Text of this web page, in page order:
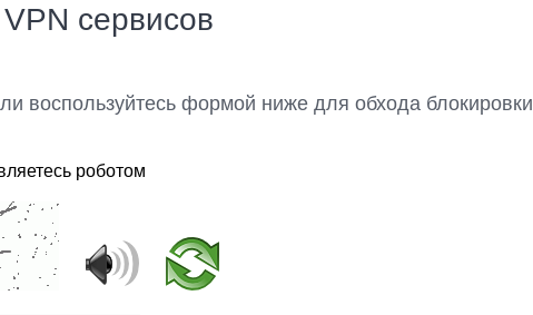
сервисов
воспользуйтесь формой ниже для обхода блокировки
роботом